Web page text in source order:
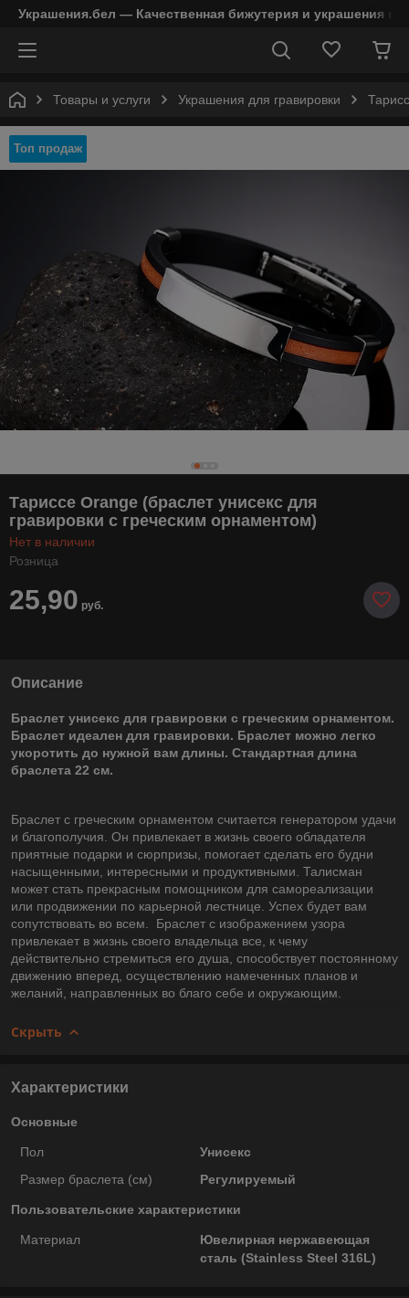
Украшения.бел — Качественная бижутерия и украшения в
Товары и услуги Украшения для гравировки
Топ продаж
Тариссе Orange (браслет унисекс для
гравировки с греческим орнаментом)
Нет в наличии
Розница
25,90 руб.
Описание
Браслет унисекс для гравировки с греческим орнаментом.
Браслет идеален для гравировки. Браслет можно легко
укоротить до нужной вам длины. Стандартная длина
браслета 22 см.
Браслет с греческим орнаментом считается генератором удачи
и благополучия. Он привлекает в жизнь своего обладателя
приятные подарки и сюрпризы, помогает сделать его будни
насыщенными, интересными и продуктивными. Талисман
может стать прекрасным помощником для самореализации
или продвижении по карьерной лестнице. Успех будет вам
сопутствовать во всем. Браслет с изображением узора
привлекает в жизнь своего владельца все, к чему
действительно стремиться его душа, способствует постоянному
движению вперед, осуществлению намеченных планов и
желаний, направленных во благо себе и окружающим.
Скрыть
Характеристики
Основные
Пол
Унисекс
Размер браслета (см)
Регулируемый
Пользовательские характеристики
Материал
Ювелирная нержавеющая
сталь (Stainless Steel 316L)